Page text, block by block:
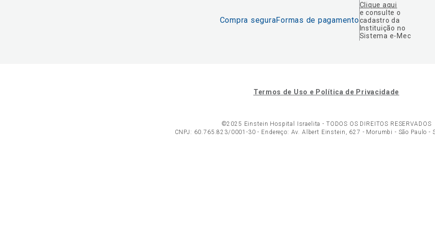
Compra seguraFormas de pagamento
Clique aqui
e consulte o
cadastro da
Instituição no
Sistema e-Mec
Termos de Uso e Política de Privacidade
©2025 Einstein Hospital Israelita - TODOS OS DIREITOS RESERVADOS
CNPJ: 60.765.823/0001-30 - Endereço: Av. Albert Einstein, 627 - Morumbi - São Paulo -